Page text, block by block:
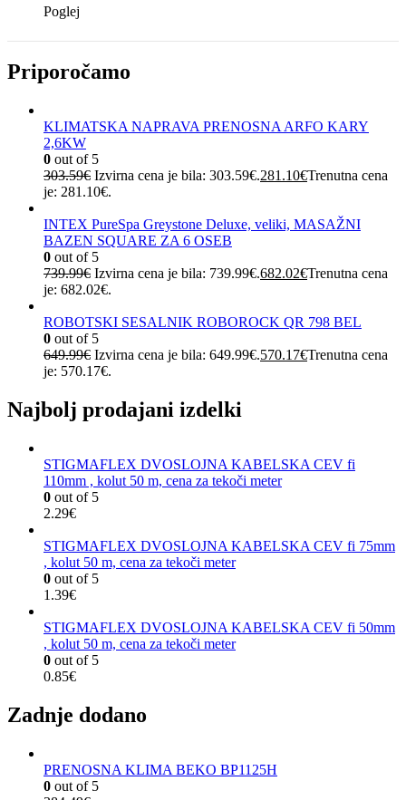
Poglej
Priporočamo
KLIMATSKA NAPRAVA PRENOSNA ARFO KARY
2,6KW
0 out of 5
303.59€ Izvirna cena je bila: 303.59€.281.10€Trenutna cena
je: 281.10€.
INTEX PureSpa Greystone Deluxe, veliki, MASAŽNI
BAZEN SQUARE ZA 6 OSEB
0 out of 5
739.99€ Izvirna cena je bila: 739.99€.682.02€Trenutna cena
je: 682.02€.
ROBOTSKI SESALNIK ROBOROCK QR 798 BEL
0 out of 5
649.99€ Izvirna cena je bila: 649.99€.570.17€Trenutna cena
je: 570.17€.
Najbolj prodajani izdelki
STIGMAFLEX DVOSLOJNA KABELSKA CEV fi
110mm , kolut 50 m, cena za tekoči meter
0 out of 5
2.29€
STIGMAFLEX DVOSLOJNA KABELSKA CEV fi 75mm
, kolut 50 m, cena za tekoči meter
0 out of 5
1.39€
STIGMAFLEX DVOSLOJNA KABELSKA CEV fi 50mm
, kolut 50 m, cena za tekoči meter
0 out of 5
0.85€
Zadnje dodano
PRENOSNA KLIMA BEKO BP1125H
0 out of 5